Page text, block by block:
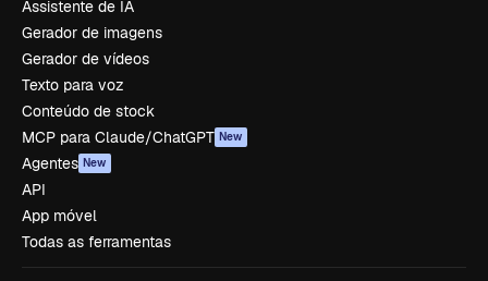
Assistente de IA
Gerador de imagens
Gerador de vídeos
Texto para voz
Conteúdo de stock
MCP para Claude/ChatGPT New
Agentes New
API
App móvel
Todas as ferramentas